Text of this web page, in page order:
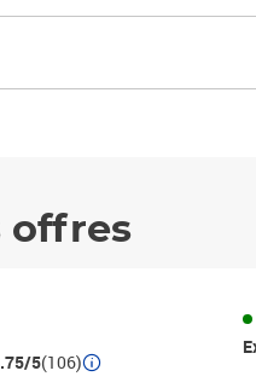
offres
5(106)